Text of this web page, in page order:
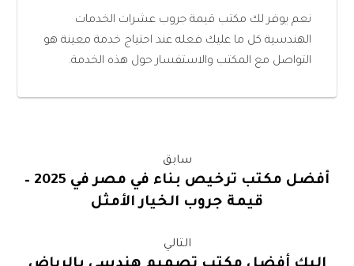
نعم يوفر لك مكتب قيمة جروب عشرات الخدمات
الهندسية كل ما عليك فعله عند احتياج خدمة معينة هو
التواصل مع المكتب والاستفسار حول هذه الخدمة.
سابق
أفضل مكتب ترخيص بناء في مصر في 2025 –
قيمة جروب الخيار الأمثل
التالي